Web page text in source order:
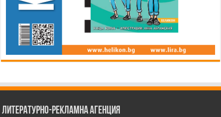
Литературно-рекламна агенция